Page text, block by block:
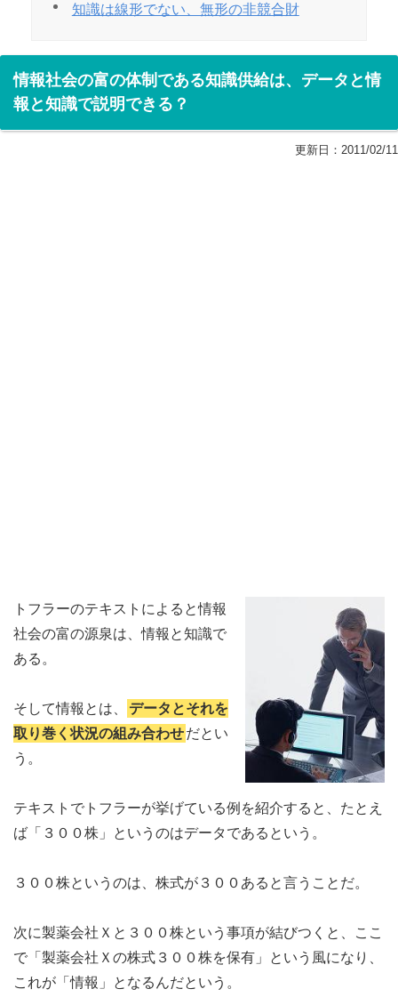
知識は線形でない、無形の非競合財
情報社会の富の体制である知識供給は、データと情
報と知識で説明できる？
更新日： 2011/02/11
トフラーのテキストによると情報
社会の富の源泉は、情報と知識で
ある。
そして情報とは、
データとそれを
取り巻く状況の組み合わせだとい
う。
テキストでトフラーが挙げている例を紹介すると、たとえ
ば「３００株」というのはデータであるという。
３００株というのは、株式が３００あると言うことだ。
次に製薬会社Ｘと３００株という事項が結びつくと、ここ
で「製薬会社Ｘの株式３００株を保有」という風になり、
これが「情報」となるんだという。